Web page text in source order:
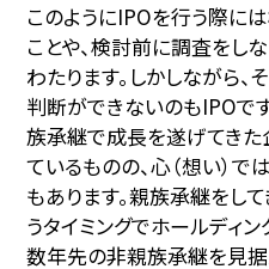
このようにIPOを行う際に
ことや、検討前に調査をし
わたります。しかしながら
判断ができないのもIPOで
族承継で成長を遂げてき
ているものの、心（想い）
もあります。親族承継をし
うタイミングでホールディ
数年先の非親族承継を見